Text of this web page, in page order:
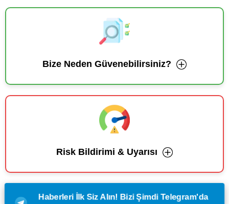
Bize Neden Güvenebilirsiniz?
Risk Bildirimi & Uyarısı
Haberleri İlk Siz Alın! Bizi Şimdi Telegram'da